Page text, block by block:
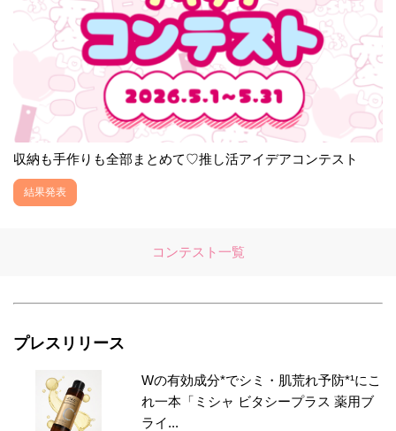
収納も手作りも全部まとめて♡推し活アイデアコンテスト
結果発表
コンテスト一覧
プレスリリース
Wの有効成分*でシミ・肌荒れ予防*¹にこ
れ一本「ミシャ ビタシープラス 薬用ブ
ライ...